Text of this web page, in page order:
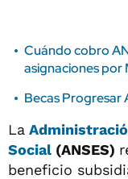
Cuándo cobro
asignaciones
Becas Progresar
La
Social (ANSES)
beneficio